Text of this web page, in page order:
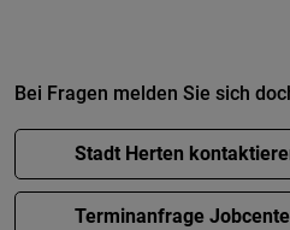
Bei Fragen melden Sie sich
Stadt Herten
Terminanfrage